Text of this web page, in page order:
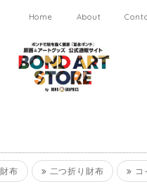
Home About
布 二つ折り財布 コ